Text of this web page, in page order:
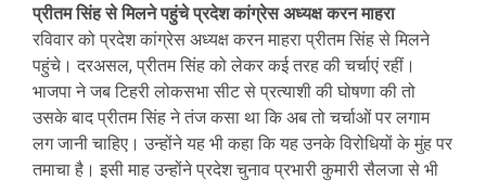
प्रीतम सिंह से मिलने पहुंचे प्रदेश कांग्रेस अध्यक्ष करन माहरा
रविवार को प्रदेश कांग्रेस अध्यक्ष करन माहरा प्रीतम सिंह से मिलने
पहुंचे। दरअसल, प्रीतम सिंह को लेकर कई तरह की चर्चाएं रहीं।
भाजपा ने जब टिहरी लोकसभा सीट से प्रत्याशी की घोषणा की तो
उसके बाद प्रीतम सिंह ने तंज कसा था कि अब तो चर्चाओं पर लगाम
लग जानी चाहिए। उन्होंने यह भी कहा कि यह उनके विरोधियों के मुंह पर
तमाचा है। इसी माह उन्होंने प्रदेश चुनाव प्रभारी कुमारी सैलजा से भी